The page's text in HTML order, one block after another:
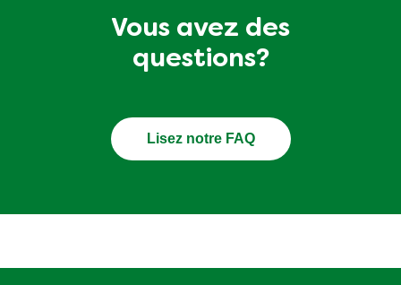
Vous avez des
questions?
Lisez notre FAQ